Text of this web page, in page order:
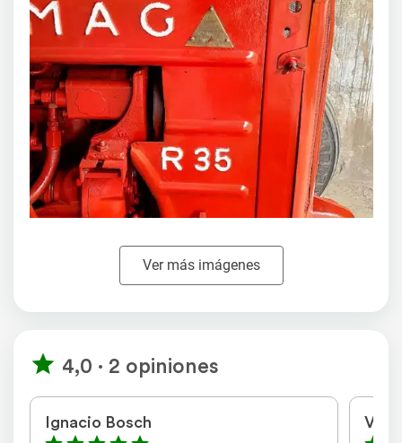
Ver más imágenes
4,0 · 2 opiniones
Ignacio Bosch